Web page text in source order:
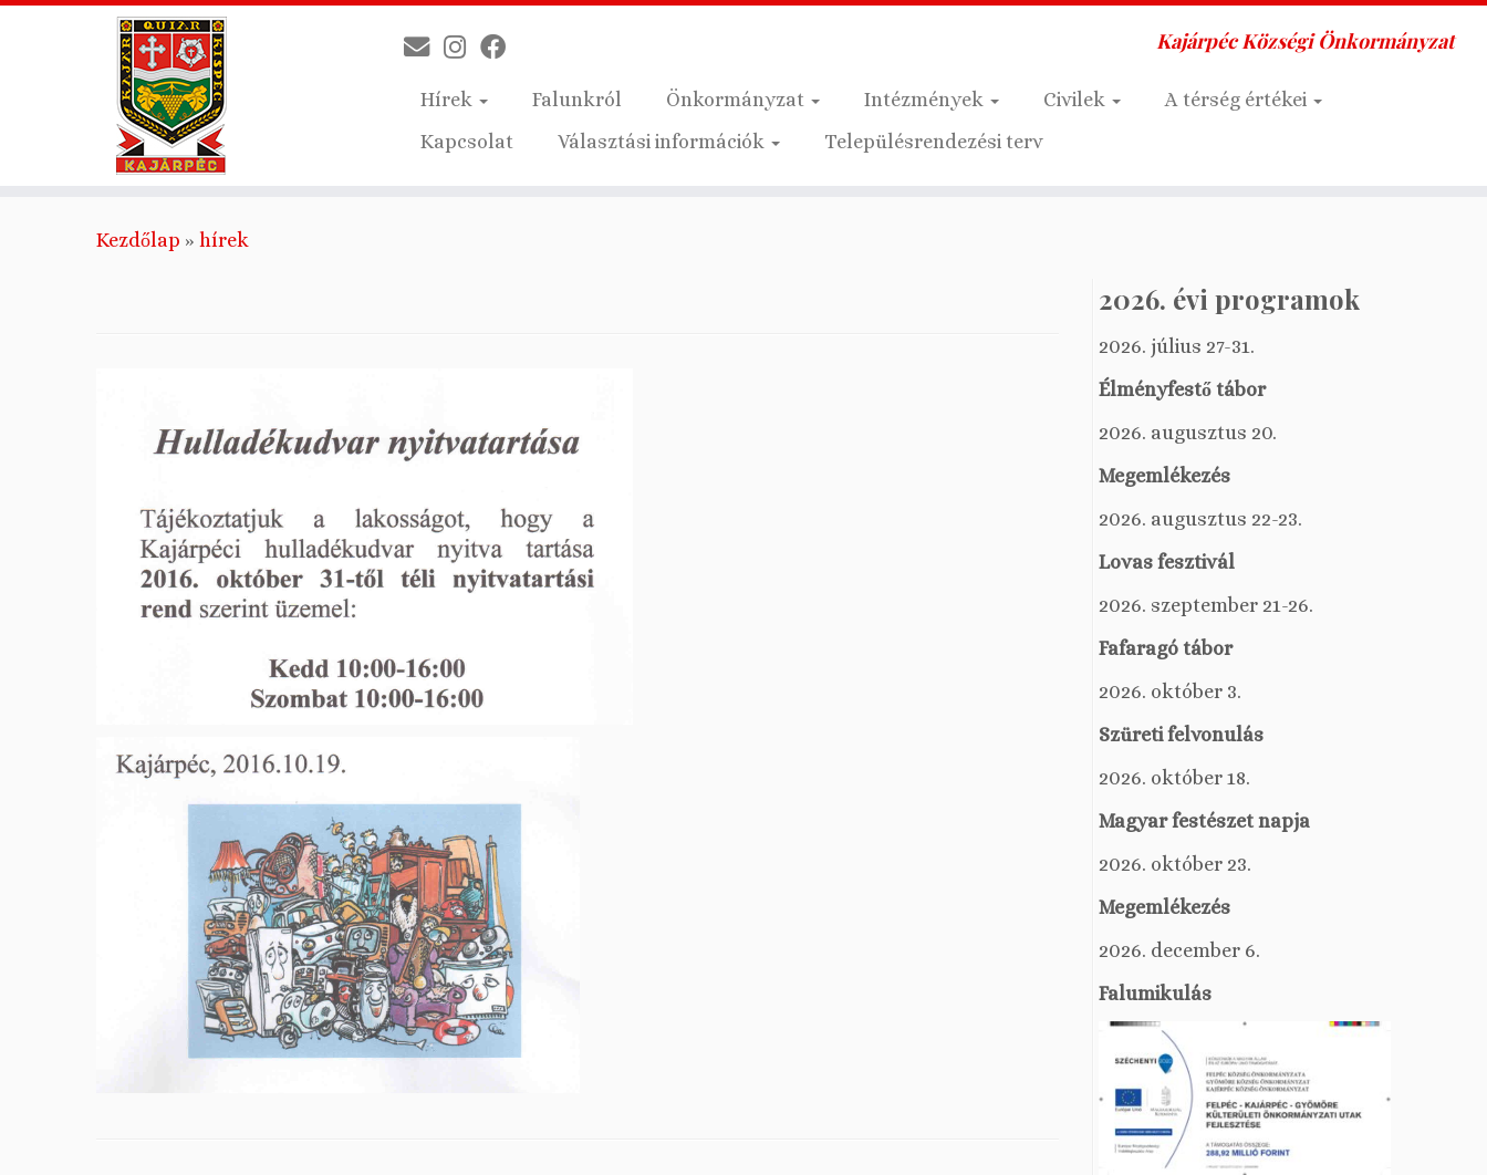
Kajárpéc Községi Önkormányzat
Hírek Falunkról Önkormányzat Intézmények Civilek
A térség értékei
Kapcsolat
Választási információk Településrendezési terv
Kezdőlap » hírek
2026. évi programok
2026. július 27-31.
Élményfestő tábor
2026. augusztus 20.
Megemlékezés
2026. augusztus 22-23.
Lovas fesztivál
2026. szeptember 21-26.
Fafaragó tábor
2026. október 3.
Szüreti felvonulás
2026. október 18.
Magyar festészet napja
2026. október 23.
Megemlékezés
2026. december 6.
Falumikulás